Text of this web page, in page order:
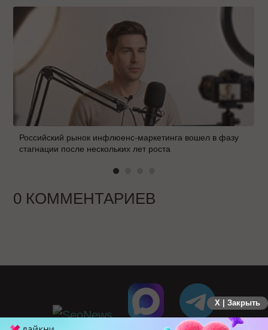
Российский рынок инфлюенс-маркетинга вошел в фазу
стагнации после нескольких лет роста
0 КОММЕНТАРИЕВ
X | Закрыть